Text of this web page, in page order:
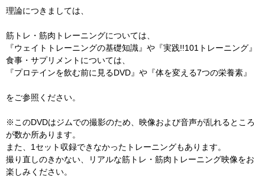
理論につきましては、
筋トレ・筋肉トレーニングについては、
『ウェイトトレーニングの基礎知識』や『実践!!101トレーニング』
食事・サプリメントについては、
『プロテインを飲む前に見るDVD』や『体を変える7つの栄養素』
をご参照ください。
※このDVDはジムでの撮影のため、映像および音声が乱れるところ
が数か所あります。
また、1セット収録できなかったトレーニングもあります。
撮り直しのきかない、リアルな筋トレ・筋肉トレーニング映像をお
楽しみください。